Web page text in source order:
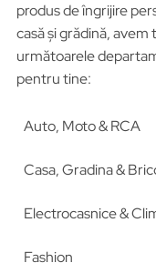
produs de îngrijire
casă și grădină,
următoarele
pentru tine:
Auto, Moto & RCA
Casa, Gradina &
Electrocasnice &
Fashion